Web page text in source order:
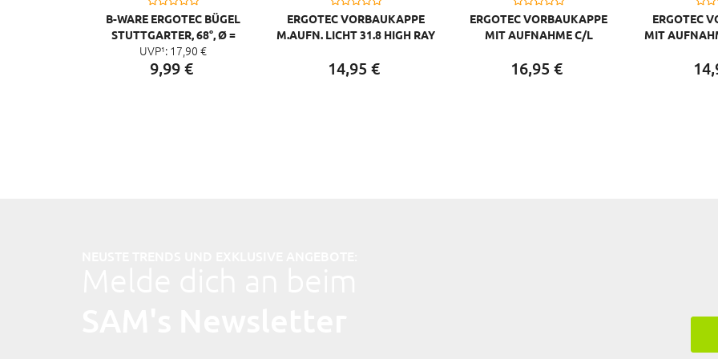
B-WARE ERGOTEC BÜGEL
STUTTGARTER, 68°, Ø =
25,4MM, STAHL, SCHWARZ,
SL 3
UVP¹: 17, 90 €
9,99 €
ERGOTEC VORBAUKAPPE
M.AUFN. LICHT 31.8 HIGH RAY
14,95 €
ERGOTEC VORBAUKAPPE
MIT AUFNAHME C/L
BARRACUDA I
16,95 €
ERGOTEC
MIT
14,